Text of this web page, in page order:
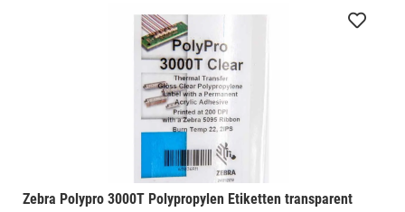
Zebra Polypro 3000T Polypropylen Etiketten transparent